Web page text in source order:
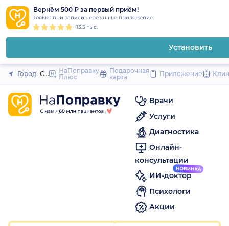
Вернём 500 ₽ за первый приём!
Только при записи через наше приложение
~13.5 тыс.
Установить
Закрыть
Город: Санкт-Петербург
НаПоправку
Плюс
Подарочная
карта
Приложение
Врачи
Услуги
Диагностика
Онлайн-
консультации
ИИ-доктор
Психологи
Акции